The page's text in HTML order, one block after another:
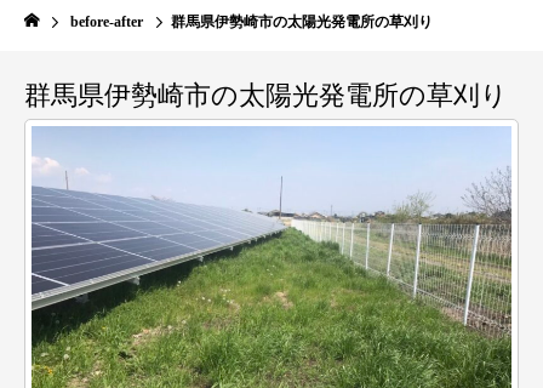
before-after 群馬県伊勢崎市の太陽光発電所の草刈り
群馬県伊勢崎市の太陽光発電所の草刈り